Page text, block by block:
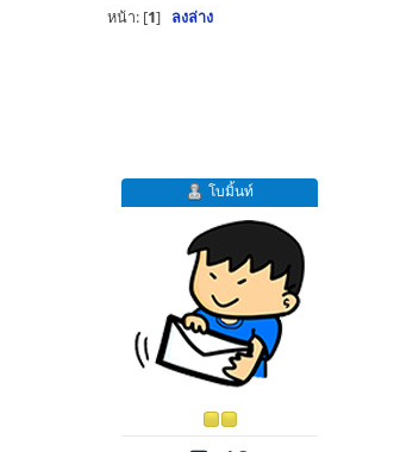
หน้า: [1] ลงล่าง
โบมิ้นท์